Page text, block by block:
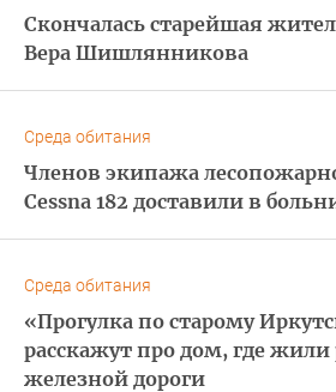
Скончалась старейшая
Вера Шишлянникова
Среда обитания
Членов экипажа
Cessna 182 доставили в
Среда обитания
«Прогулка по старому
расскажут про дом, где жили
железной дороги